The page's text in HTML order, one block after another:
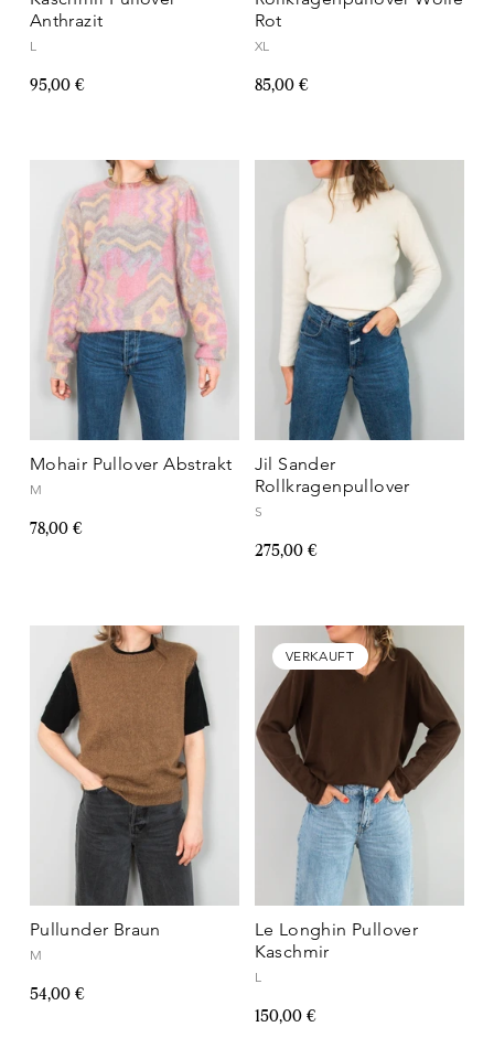
Anthrazit
L
95,00 €
Rot
XL
85,00 €
Mohair Pullover Abstrakt
M
78,00 €
Jil Sander
Rollkragenpullover
S
275,00 €
Pullunder Braun
M
54,00 €
VERKAUFT
Le Longhin Pullover
Kaschmir
L
150,00 €